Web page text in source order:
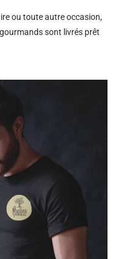
ou toute autre occasion,
sont livrés prêt